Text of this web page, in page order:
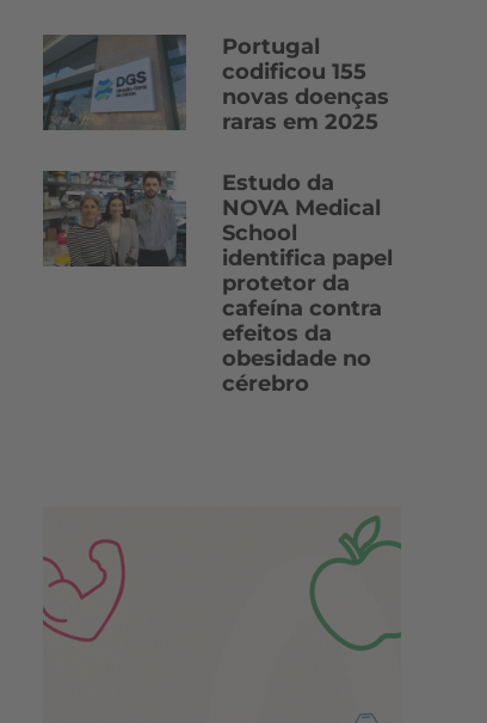
Portugal
codificou 155
novas doenças
raras em 2025
Estudo da
NOVA Medical
School
identifica papel
protetor da
cafeína contra
efeitos da
obesidade no
cérebro